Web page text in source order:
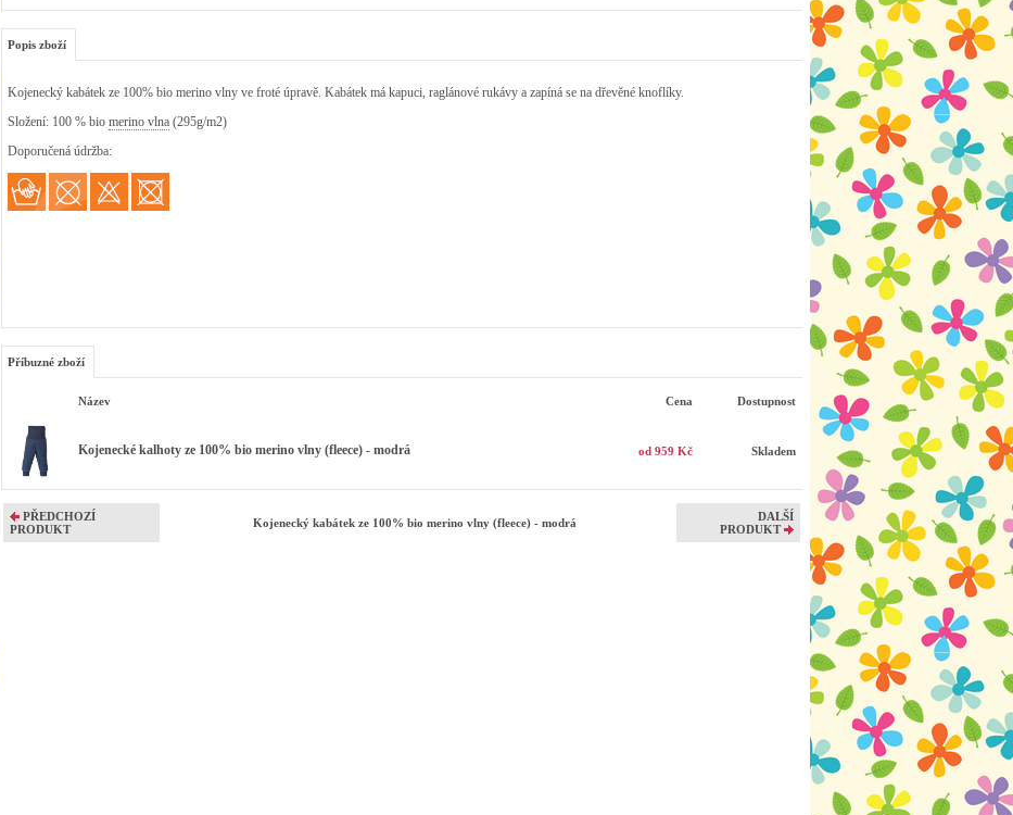
Popis zboží
Kojenecký kabátek ze 100% bio merino vlny ve froté úpravě. Kabátek má kapuci, raglánové rukávy a zapíná se na dřevěné knoflíky.
Složení: 100 % bio merino vlna (295g/m2)
Doporučená údržba:
Příbuzné zboží
Název Cena Dostupnost
Kojenecké kalhoty ze 100% bio merino vlny (fleece) - modrá od 959 Kč Skladem
PŘEDCHOZÍ
PRODUKT
Kojenecký kabátek ze 100% bio merino vlny (fleece) - modrá
DALŠÍ
PRODUKT